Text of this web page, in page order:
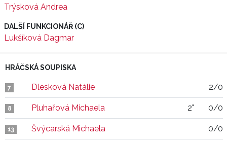
Trýsková Andrea
DALŠÍ FUNKCIONÁŘ (C)
Lukšíková Dagmar
HRÁČSKÁ SOUPISKA
7 Dlesková Natálie 2/0
8 Pluhařová Michaela 2" 0/0
13 Švýcarská Michaela 0/0